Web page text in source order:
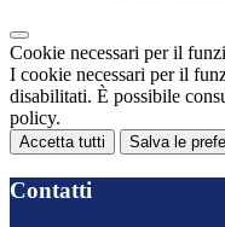
Cookie necessari per il
I cookie necessari per il
disabilitati. È possibile
policy.
Accetta tutti Salva le
Contatti